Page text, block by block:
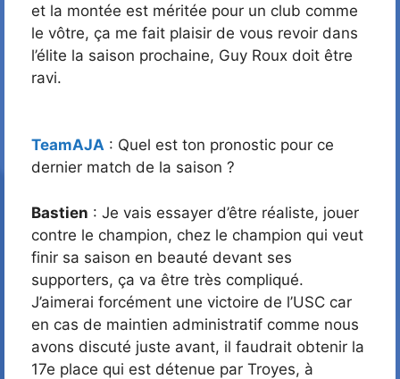
et la montée est méritée pour un club comme
le vôtre, ça me fait plaisir de vous revoir dans
l’élite la saison prochaine, Guy Roux doit être
ravi.
TeamAJA : Quel est ton pronostic pour ce
dernier match de la saison ?
Bastien : Je vais essayer d’être réaliste, jouer
contre le champion, chez le champion qui veut
finir sa saison en beauté devant ses
supporters, ça va être très compliqué.
J’aimerai forcément une victoire de l’USC car
en cas de maintien administratif comme nous
avons discuté juste avant, il faudrait obtenir la
17e place qui est détenue par Troyes, à